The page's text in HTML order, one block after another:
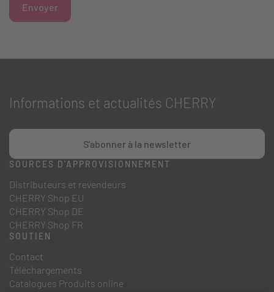
Envoyer
Informations et actualités CHERRY
S'abonner à la newsletter
SOURCES D'APPROVISIONNEMENT
Distributeurs et revendeurs
CHERRY Shop EU
CHERRY Shop DE
CHERRY Shop FR
SOUTIEN
Contact
Téléchargements
Catalogues Produits online